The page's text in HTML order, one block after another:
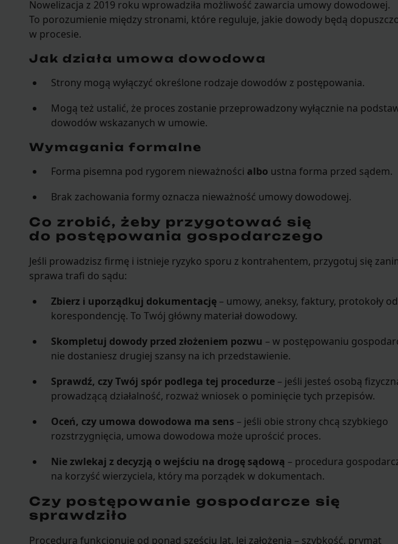
Nowelizacja z 2019 roku wprowadziła możliwość zawarcia umowy dowodowej.
To porozumienie między stronami, które reguluje, jakie dowody będą
w procesie.
Jak działa umowa dowodowa
Strony mogą wyłączyć określone rodzaje dowodów z postępowania.
Mogą też ustalić, że proces zostanie przeprowadzony wyłącznie na
dowodów wskazanych w umowie.
Wymagania formalne
Forma pisemna pod rygorem nieważności albo ustna forma przed sądem.
Brak zachowania formy oznacza nieważność umowy dowodowej.
Co zrobić, żeby przygotować się
do postępowania gospodarczego
Jeśli prowadzisz firmę i istnieje ryzyko sporu z kontrahentem, przygotuj się
sprawa trafi do sądu:
Zbierz i uporządkuj dokumentację – umowy, aneksy, faktury, protokoły
korespondencję. To Twój główny materiał dowodowy.
Skompletuj dowody przed złożeniem pozwu – w postępowaniu
nie dostaniesz drugiej szansy na ich przedstawienie.
Sprawdź, czy Twój spór podlega tej procedurze – jeśli jesteś osobą
prowadzącą działalność, rozważ wniosek o pominięcie tych przepisów.
Oceń, czy umowa dowodowa ma sens – jeśli obie strony chcą szybkiego
rozstrzygnięcia, umowa dowodowa może uprościć proces.
Nie zwlekaj z decyzją o wejściu na drogę sądową – procedura
na korzyść wierzyciela, który ma porządek w dokumentach.
Czy postępowanie gospodarcze się
sprawdziło
Procedura funkcjonuje od ponad sześciu lat. Jej założenia – szybkość, prymat